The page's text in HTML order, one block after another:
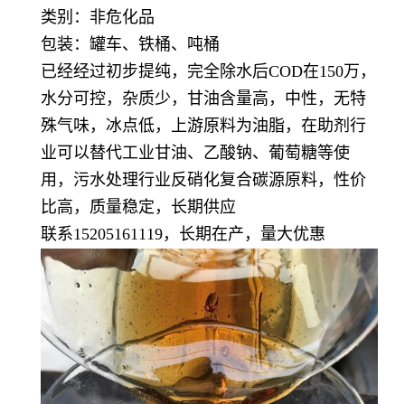
类别：非危化品
包装：罐车、铁桶、吨桶
已经经过初步提纯，完全除水后COD在150万，
水分可控，杂质少，甘油含量高，中性，无特
殊气味，冰点低，上游原料为油脂，在助剂行
业可以替代工业甘油、乙酸钠、葡萄糖等使
用，污水处理行业反硝化复合碳源原料，性价
比高，质量稳定，长期供应
联系15205161119，长期在产，量大优惠